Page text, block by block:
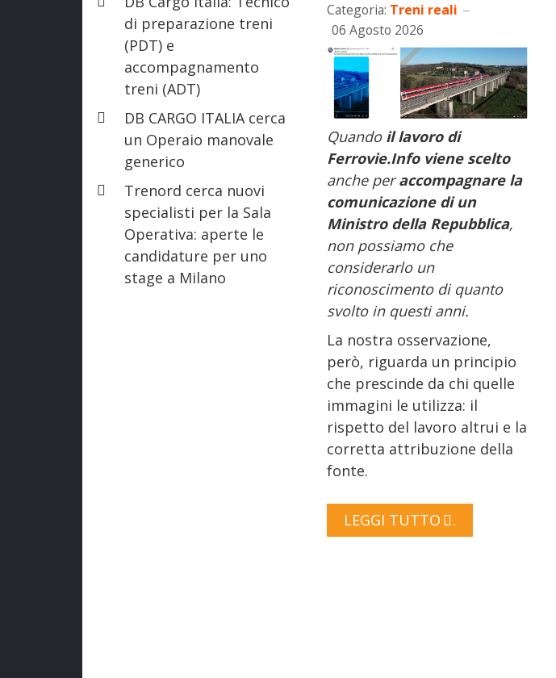
di preparazione treni
(PDT) e
accompagnamento
treni (ADT)
DB CARGO ITALIA cerca
un Operaio manovale
generico
Trenord cerca nuovi
specialisti per la Sala
Operativa: aperte le
candidature per uno
stage a Milano
Categoria: Treni reali
06 Agosto 2026
Quando il lavoro di
Ferrovie.Info viene scelto
anche peraccompagnare la
comunicazione di un
Ministro della Repubblica,
non possiamo che
considerarlo un
riconoscimento di quanto
svolto in questi anni.
La nostra osservazione,
però, riguarda un principio
che prescinde da chi quelle
immagini le utilizza: il
rispetto del lavoro altrui e la
corretta attribuzione della
fonte.
LEGGI TUTTO …